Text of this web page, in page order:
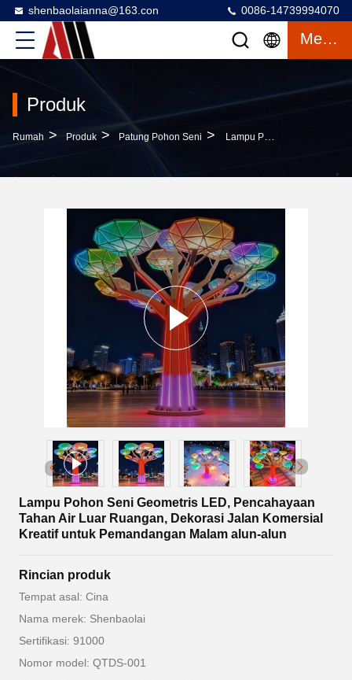
shenbaolaianna@163.con 0086-14739994070
Mengobrol
Produk
Rumah > Produk > Patung Pohon Seni > Lampu Pohon Seni Geometris LED, Pencahayaan Tahan Air Luar Ruangan, Dekorasi Jalan Komersial Kreatif Untuk Pemandangan Malam Alun-Alun
Lampu Pohon Seni Geometris LED, Pencahayaan
Tahan Air Luar Ruangan, Dekorasi Jalan Komersial
Kreatif untuk Pemandangan Malam alun-alun
Rincian produk
Tempat asal: Cina
Nama merek: Shenbaolai
Sertifikasi: 91000
Nomor model: QTDS-001